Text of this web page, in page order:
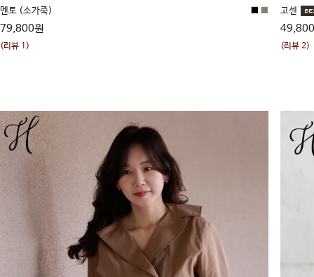
멘토 (소가죽)
79,800원
(리뷰 1)
고센
(리뷰 2)